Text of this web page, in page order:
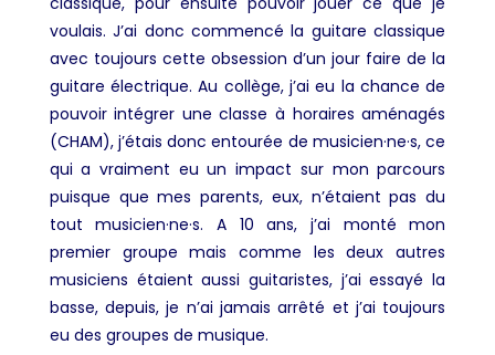
voulais. J’ai donc commencé la guitare classique
avec toujours cette obsession d’un jour faire de la
guitare électrique. Au collège, j’ai eu la chance de
pouvoir intégrer une classe à horaires aménagés
(CHAM), j’étais donc entourée de musicien·ne·s, ce
qui a vraiment eu un impact sur mon parcours
puisque que mes parents, eux, n’étaient pas du
tout musicien·ne·s. A 10 ans, j’ai monté mon
premier groupe mais comme les deux autres
musiciens étaient aussi guitaristes, j’ai essayé la
basse, depuis, je n’ai jamais arrêté et j’ai toujours
eu des groupes de musique.